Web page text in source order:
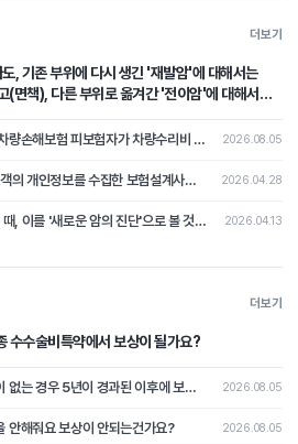
더보기
, 기존 부위에 다시 생긴 '재발암'에 대해서는
(면책), 다른 부위로 옮겨간 '전이암'에 대해서는
쌍방과실로 교통사고 발생 시 자기차량손해보험 피보험자가 차량수리비 중 자기부담금 상당액을 보상받지 못하였는데, 상대차량의 보험자를 상대로 자기부담금 상당의 손해배상을 청구한 사건 2026.08.05
보험가입 및 고객 관리를 위하여 고객의 개인정보를 수집한 보험설계사가 개인정보처리자에 해당하는지 여부가 문제 된 사건 2026.04.28
과거의 암이 가입 후 다시 나타났을 때, 이를 '새로운 암의 진단'으로 볼 것인지 아니면 '과거 사고의 연장(재발)'으로 보아 면책할 것인가? 2026.04.13
더보기
수수술비특약에서 보상이 될가요?
과거에 폐암진단을 받고 치료이력이 없는 경우 5년이 경과된 이후에 보험가입시 폐암이 발병될 경우 보상이 가능할가요? 2026.08.05
안해줘요 보상이 안되는건가요? 2026.08.05